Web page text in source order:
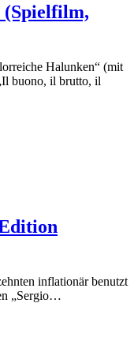
(Spielfilm,
Halunken“ (mit
buono, il brutto, il
inflationär benutzt
„Sergio…